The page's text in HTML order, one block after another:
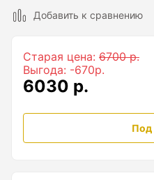
Добавить к сравнению
6030 р.
Старая цена: 6700 р.
Выгода: -670р.
Под
Лазерный датчик
Дорожные колеса
Аксессуары к